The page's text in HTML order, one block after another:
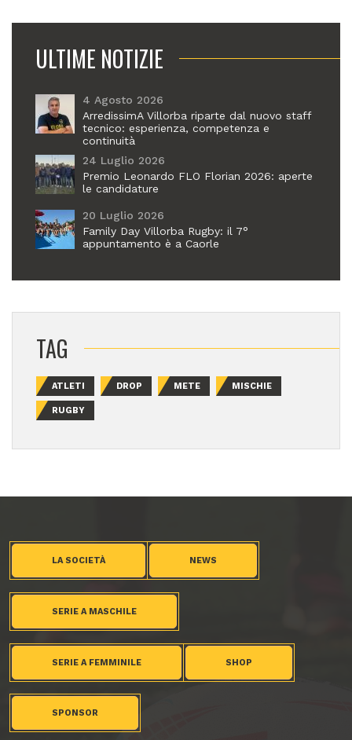
ULTIME NOTIZIE
4 Agosto 2026
ArredissimA Villorba riparte dal nuovo staff
tecnico: esperienza, competenza e
continuità
24 Luglio 2026
Premio Leonardo FLO Florian 2026: aperte
le candidature
20 Luglio 2026
Family Day Villorba Rugby: il 7°
appuntamento è a Caorle
TAG
ATLETI DROP METE MISCHIE
RUGBY
LA SOCIETÀ NEWS
SERIE A MASCHILE
SERIE A FEMMINILE SHOP
SPONSOR